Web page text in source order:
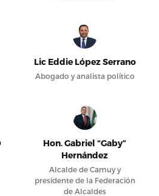
Lic Eddie López Serrano
Abogado y analista político
Hon. Gabriel “Gaby”
Hernández
Alcalde de Camuy y
presidente de la Federación
de Alcaldes